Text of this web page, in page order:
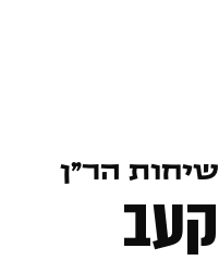
שיחות הר״ן
קעב